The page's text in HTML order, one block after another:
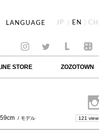
LANGUAGE JP EN CH
STORE ZOZOTOWN
/ モデル 121 view